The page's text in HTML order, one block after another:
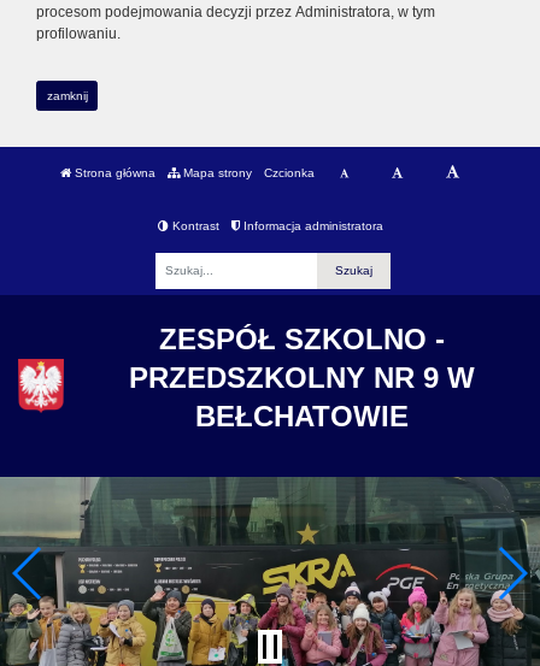
procesom podejmowania decyzji przez Administratora, w tym
profilowaniu.
zamknij
Strona główna Mapa strony Czcionka
Kontrast Informacja administratora
ZESPÓŁ SZKOLNO -
PRZEDSZKOLNY NR 9 W
BEŁCHATOWIE